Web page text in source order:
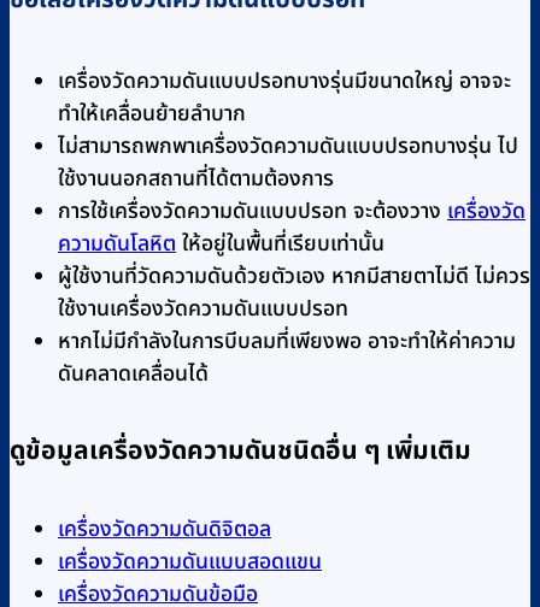
เครื่องวัดความดันแบบปรอทบางรุ่นมีขนาดใหญ่ อาจจะ
ทำให้เคลื่อนย้ายลำบาก
ไม่สามารถพกพาเครื่องวัดความดันแบบปรอทบางรุ่น ไป
ใช้งานนอกสถานที่ได้ตามต้องการ
การใช้เครื่องวัดความดันแบบปรอท จะต้องวาง เครื่องวัด
ความดันโลหิตให้อยู่ในพื้นที่เรียบเท่านั้น
ผู้ใช้งานที่วัดความดันด้วยตัวเอง หากมีสายตาไม่ดี ไม่ควร
ใช้งานเครื่องวัดความดันแบบปรอท
หากไม่มีกำลังในการบีบลมที่เพียงพอ อาจะทำให้ค่าความ
ดันคลาดเคลื่อนได้
ดูข้อมูลเครื่องวัดความดันชนิดอื่น ๆ เพิ่มเติม
เครื่องวัดความดันดิจิตอล
เครื่องวัดความดันแบบสอดแขน
เครื่องวัดความดันข้อมือ